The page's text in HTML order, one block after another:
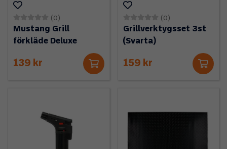
(0)
Mustang Grill
förkläde Deluxe
139 kr
(0)
Grillverktygsset 3st
(Svarta)
159 kr